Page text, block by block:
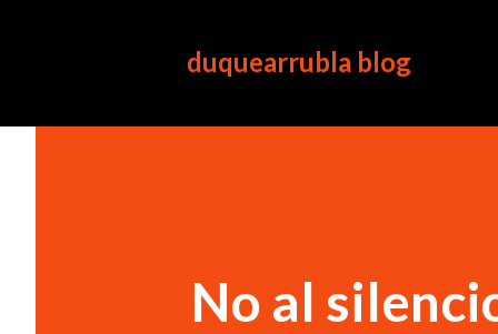
duquearrubla blog
No al